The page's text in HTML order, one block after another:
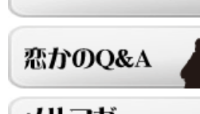
レンタル彼女と25回の通常デートがあ
レンタル彼女と0回のオンラインデート
4/13～4/19
レンタル彼女と30回の通常デートがあり
レンタル彼女と0回のオンラインデート
4/6～4/12